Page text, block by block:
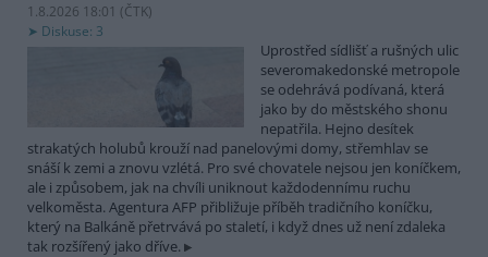
1.8.2026 18:01 (ČTK)
Diskuse: 3
Uprostřed sídlišť a rušných ulic
severomakedonské metropole
se odehrává podívaná, která
jako by do městského shonu
nepatřila. Hejno desítek
strakatých holubů krouží nad panelovými domy, střemhlav se
snáší k zemi a znovu vzlétá. Pro své chovatele nejsou jen koníčkem,
ale i způsobem, jak na chvíli uniknout každodennímu ruchu
velkoměsta. Agentura AFP přibližuje příběh tradičního koníčku,
který na Balkáně přetrvává po staletí, i když dnes už není zdaleka
tak rozšířený jako dříve.